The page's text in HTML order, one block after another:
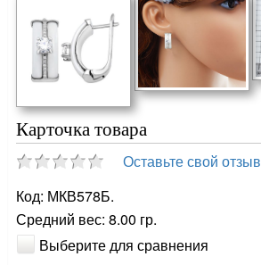
Карточка товара
Оставьте свой отзыв
Код: МКВ578Б.
Средний вес: 8.00 гр.
Выберите для сравнения